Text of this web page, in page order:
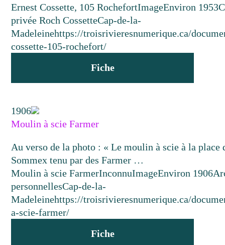
Ernest Cossette, 105 RochefortImageEnviron 1953
privée Roch CossetteCap-de-la-
Madeleinehttps://troisrivieresnumerique.ca/
cossette-105-rochefort/
Fiche
1906
Moulin à scie Farmer
Au verso de la photo : « Le moulin à scie à la place
Sommex tenu par des Farmer …
Moulin à scie FarmerInconnuImageEnviron 1906
personnellesCap-de-la-
Madeleinehttps://troisrivieresnumerique.ca/
a-scie-farmer/
Fiche